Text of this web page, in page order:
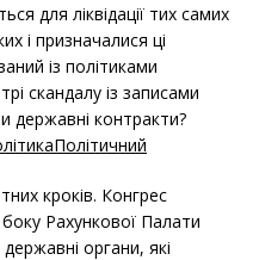
для ліквідації тих самих
і призначалися ці
із політиками
скандалу із записами
державні контракти?
Політичний
кроків. Конгрес
боку Рахункової Палати
органи, які